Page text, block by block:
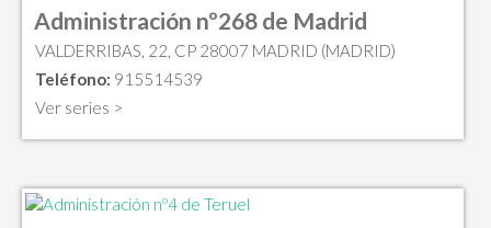
Administración nº268 de Madrid
VALDERRIBAS, 22, CP 28007 MADRID (MADRID)
Teléfono: 915514539
Ver series >